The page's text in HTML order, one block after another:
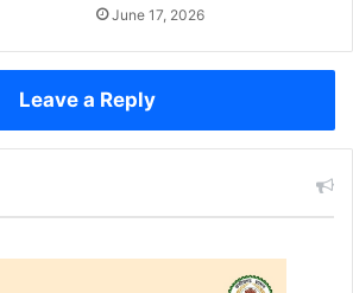
June 17, 2026
Leave a Reply